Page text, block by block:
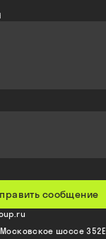
сообщение
шоссе 352Е